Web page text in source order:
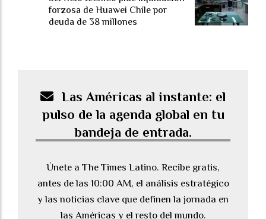
forzosa de Huawei Chile por
deuda de 38 millones
Las Américas al instante: el
pulso de la agenda global en tu
bandeja de entrada.
Únete a The Times Latino. Recibe gratis,
antes de las 10:00 AM, el análisis estratégico
y las noticias clave que definen la jornada en
las Américas y el resto del mundo.